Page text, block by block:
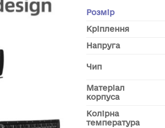
Розмір
Кріплення
Напруга
Чип
Матеріал
корпуса
Колірна
температура